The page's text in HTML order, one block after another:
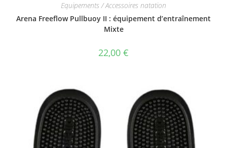
Equipements / Accessoires natation
Arena Freeflow Pullbuoy II : équipement d’entraînement
Mixte
22,00 €